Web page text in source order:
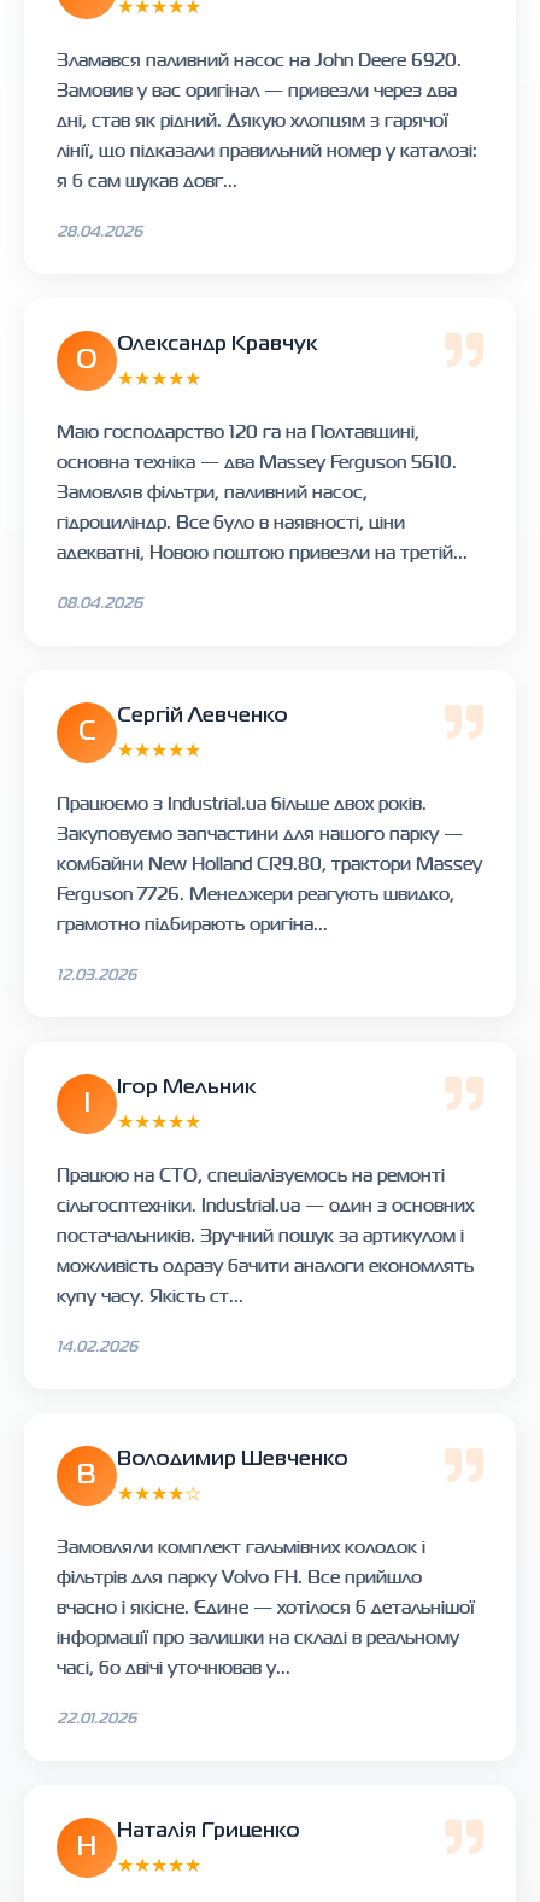
★★★★★
Зламався паливний насос на John Deere 6920.
Замовив у вас оригінал — привезли через два
дні, став як рідний. Дякую хлопцям з гарячої
лінії, що підказали правильний номер у каталозі:
я б сам шукав довг...
28.04.2026
О
Олександр Кравчук
★★★★★
Маю господарство 120 га на Полтавщині,
основна техніка — два Massey Ferguson 5610.
Замовляв фільтри, паливний насос,
гідроциліндр. Все було в наявності, ціни
адекватні, Новою поштою привезли на третій...
08.04.2026
С
Сергій Левченко
★★★★★
Працюємо з Industrial.ua більше двох років.
Закуповуємо запчастини для нашого парку —
комбайни New Holland CR9.80, трактори Massey
Ferguson 7726. Менеджери реагують швидко,
грамотно підбирають оригіна...
12.03.2026
Ігор Мельник
★★★★★
Працюю на СТО, спеціалізуємось на ремонті
сільгосптехніки. Industrial.ua — один з основних
постачальників. Зручний пошук за артикулом і
можливість одразу бачити аналоги економлять
купу часу. Якість ст...
14.02.2026
В
Володимир Шевченко
★★★★☆
Замовляли комплект гальмівних колодок і
фільтрів для парку Volvo FH. Все прийшло
вчасно і якісне. Єдине — хотілося б детальнішої
інформації про залишки на складі в реальному
часі, бо двічі уточнював у...
22.01.2026
Н
Наталія Гриценко
★★★★★